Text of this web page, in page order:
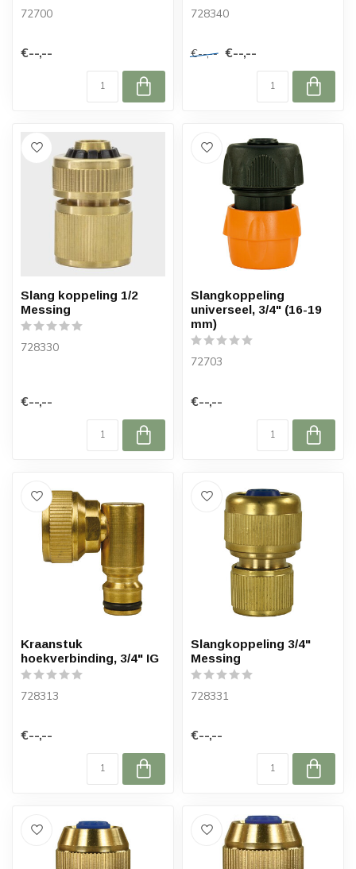
72700
€--,--
728340
€--,-- €--,--
Slang koppeling 1/2
Messing
728330
€--,--
Slangkoppeling
universeel, 3/4" (16-19
mm)
72703
€--,--
Kraanstuk
hoekverbinding, 3/4" IG
728313
€--,--
Slangkoppeling 3/4"
Messing
728331
€--,--